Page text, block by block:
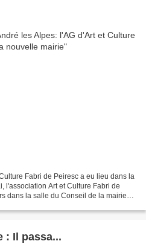
Fabri de Peiresc a eu lieu dans la
l'association Art et Culture Fabri de
dans la salle du Conseil de la mairie
La page poésie d'Odile : Il passa...